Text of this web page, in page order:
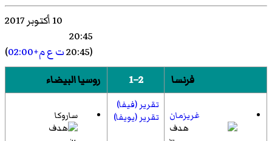
10 أكتوبر 2017
20:45
(20:45
ت ع م+02:00
)
فرنسا
2–1 روسيا البيضاء
غريزمان
تقرير (فيفا)
تقرير (يويفا)
ساروكا